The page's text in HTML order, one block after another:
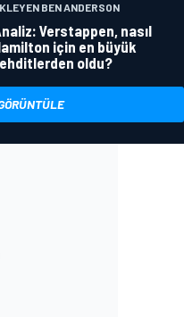
BEN ANDERSON
Verstappen, nasıl
için en büyük
oldu?